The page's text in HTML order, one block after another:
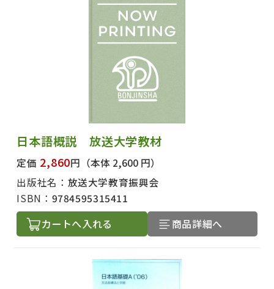
日本語概説 放送大学教材
定価 2,860円 （本体 2,600 円）
出版社名： 放送大学教育振興会
ISBN： 9784595315411
カートへ入れる 商品詳細へ